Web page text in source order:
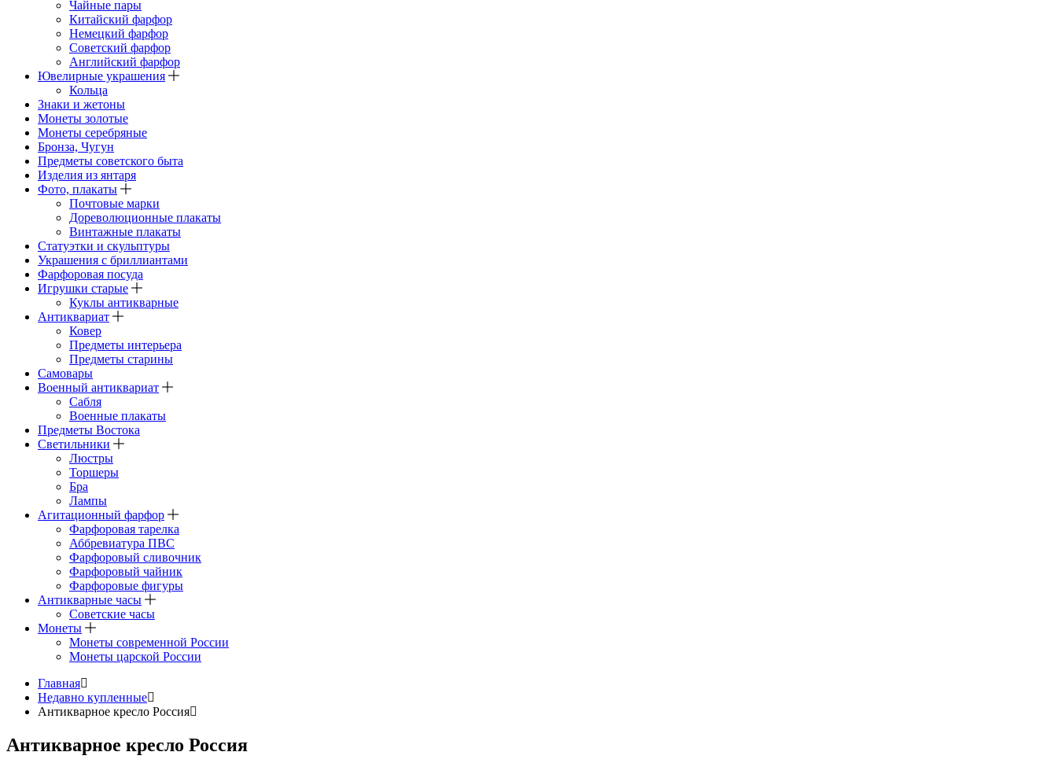
Чайные пары
Китайский фарфор
Немецкий фарфор
Советский фарфор
Английский фарфор
Ювелирные украшения
Кольца
Знаки и жетоны
Монеты золотые
Монеты серебряные
Бронза, Чугун
Предметы советского быта
Изделия из янтаря
Фото, плакаты
Почтовые марки
Дореволюционные плакаты
Винтажные плакаты
Статуэтки и скульптуры
Украшения с бриллиантами
Фарфоровая посуда
Игрушки старые
Куклы антикварные
Антиквариат
Ковер
Предметы интерьера
Предметы старины
Самовары
Военный антиквариат
Сабля
Военные плакаты
Предметы Востока
Светильники
Люстры
Торшеры
Бра
Лампы
Агитационный фарфор
Фарфоровая тарелка
Аббревиатура ПВС
Фарфоровый сливочник
Фарфоровый чайник
Фарфоровые фигуры
Антикварные часы
Советские часы
Монеты
Монеты современной России
Монеты царской России
Главная
Недавно купленные
Антикварное кресло Россия
Антикварное кресло Россия